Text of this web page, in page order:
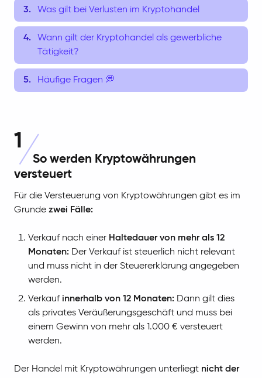
Was gilt bei Verlusten im Kryptohandel
Wann gilt der Kryptohandel als gewerbliche
Tätigkeit?
Häufige Fragen 💭
1
So werden Kryptowährungen
versteuert
Für die Versteuerung von Kryptowährungen gibt es im
Grunde zwei Fälle:
Verkauf nach einer Haltedauer von mehr als 12
Monaten: Der Verkauf ist steuerlich nicht relevant
und muss nicht in der Steuererklärung angegeben
werden.
Verkauf innerhalb von 12 Monaten: Dann gilt dies
als privates Veräußerungsgeschäft und muss bei
einem Gewinn von mehr als 1.000 € versteuert
werden.
Der Handel mit Kryptowährungen unterliegt nicht der